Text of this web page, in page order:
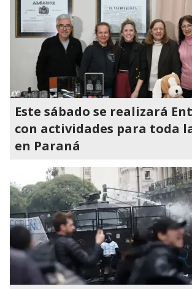
Este sábado se realizará
con actividades para toda
en Paraná